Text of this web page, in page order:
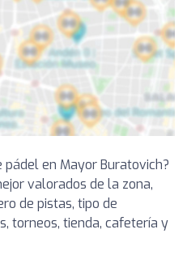
pádel en Mayor Buratovich?
valorados de la zona,
de pistas, tipo de
torneos, tienda, cafetería y